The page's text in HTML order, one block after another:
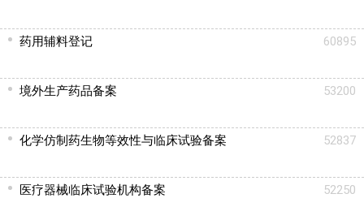
药用辅料登记 60895
境外生产药品备案 53200
化学仿制药生物等效性与临床试验备案 52837
医疗器械临床试验机构备案 52250